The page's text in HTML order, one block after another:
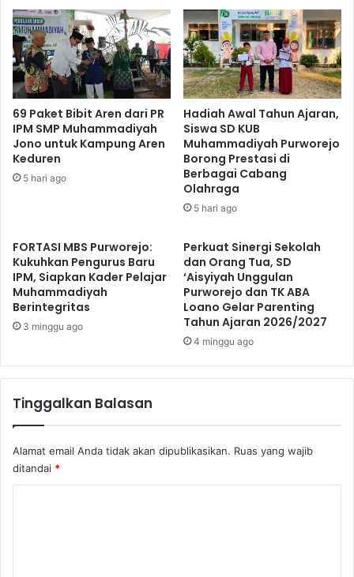
69 Paket Bibit Aren dari PR
IPM SMP Muhammadiyah
Jono untuk Kampung Aren
Keduren
5 hari ago
Hadiah Awal Tahun Ajaran,
Siswa SD KUB
Muhammadiyah Purworejo
Borong Prestasi di
Berbagai Cabang
Olahraga
5 hari ago
FORTASI MBS Purworejo:
Kukuhkan Pengurus Baru
IPM, Siapkan Kader Pelajar
Muhammadiyah
Berintegritas
3 minggu ago
Perkuat Sinergi Sekolah
dan Orang Tua, SD
‘Aisyiyah Unggulan
Purworejo dan TK ABA
Loano Gelar Parenting
Tahun Ajaran 2026/2027
4 minggu ago
Tinggalkan Balasan
Alamat email Anda tidak akan dipublikasikan. Ruas yang wajib
ditandai *